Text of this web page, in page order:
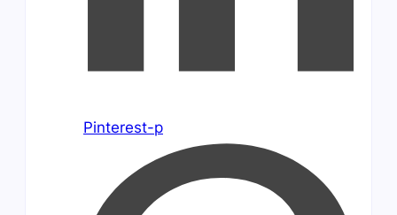
Pinterest-p